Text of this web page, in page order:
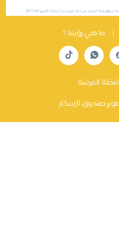
ما هي رؤيتنا ؟
الفرشة
الابتكار